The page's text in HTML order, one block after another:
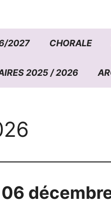
2027 CHORALE
2025 / 2026